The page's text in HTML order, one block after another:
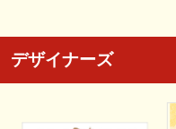
デザイナーズ